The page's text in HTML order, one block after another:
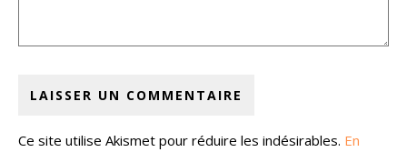
Ce site utilise Akismet pour réduire les indésirables. En